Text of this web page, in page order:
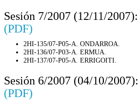
Sesión 7/2007 (12/11/2007):
(PDF)
2HI-135/07-P05-A. ONDARROA.
2HI-136/07-P03-A. ERMUA.
2HI-137/07-P05-A. ERRIGOITI.
Sesión 6/2007 (04/10/2007):
(PDF)